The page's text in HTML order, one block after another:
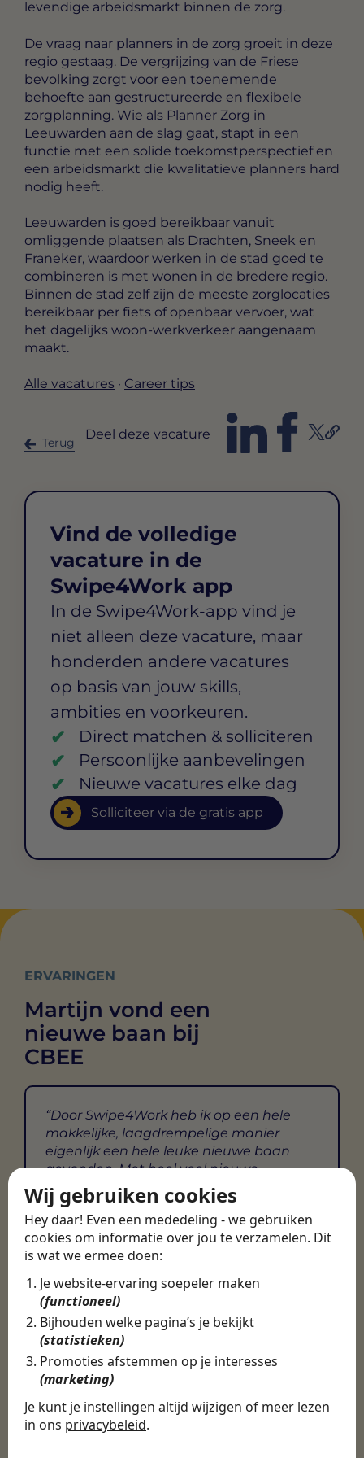
Wij gebruiken cookies
Hey daar! Even een mededeling - we gebruiken
cookies om informatie over jou te verzamelen. Dit
is wat we ermee doen:
Je website-ervaring soepeler maken
(functioneel)
Bijhouden welke pagina’s je bekijkt
(statistieken)
Promoties afstemmen op je interesses
(marketing)
Je kunt je instellingen altijd wijzigen of meer lezen
in ons privacybeleid.
levendige arbeidsmarkt binnen de zorg.
De vraag naar planners in de zorg groeit in deze
regio gestaag. De vergrijzing van de Friese
bevolking zorgt voor een toenemende
behoefte aan gestructureerde en flexibele
zorgplanning. Wie als Planner Zorg in
Leeuwarden aan de slag gaat, stapt in een
functie met een solide toekomstperspectief en
een arbeidsmarkt die kwalitatieve planners hard
nodig heeft.
Leeuwarden is goed bereikbaar vanuit
omliggende plaatsen als Drachten, Sneek en
Franeker, waardoor werken in de stad goed te
combineren is met wonen in de bredere regio.
Binnen de stad zelf zijn de meeste zorglocaties
bereikbaar per fiets of openbaar vervoer, wat
het dagelijks woon-werkverkeer aangenaam
maakt.
Alle vacatures · Career tips
Terug
Deel deze vacature
Vind de volledige
vacature in de
Swipe4Work app
In de Swipe4Work-app vind je
niet alleen deze vacature, maar
honderden andere vacatures
op basis van jouw skills,
ambities en voorkeuren.
Direct matchen & solliciteren
Persoonlijke aanbevelingen
Nieuwe vacatures elke dag
Solliciteer via de gratis app
ERVARINGEN
Martijn vond een
nieuwe baan bij
CBEE
Door Swipe4Work heb ik op een hele
makkelijke, laagdrempelige manier
eigenlijk een hele leuke nieuwe baan
gevonden. Met heel veel nieuwe
uitdagingen!
Martijn
Certinia Consultant